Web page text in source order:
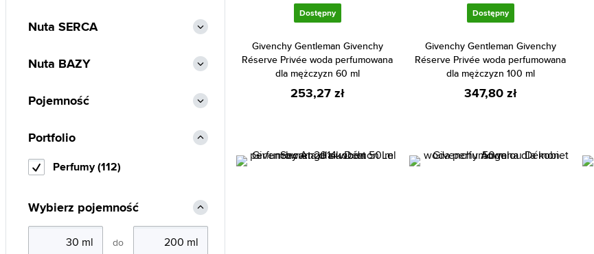
Dostępny
Givenchy Gentleman Givenchy
Réserve Privée woda perfumowana
dla mężczyzn 60 ml
253,27 zł
Dostępny
Givenchy Gentleman Givenchy
Réserve Privée woda perfumowana
dla mężczyzn 100 ml
347,80 zł
Alfred Sung (10)
Amouage (87)
Animale (1)
Anna Sui (18)
Annick Goutal (55)
Antonio Puig (9)
Aquolina (19)
Nuta SERCA
Nuta BAZY
Pojemność
Portfolio
Perfumy (112)
Wybierz pojemność
do